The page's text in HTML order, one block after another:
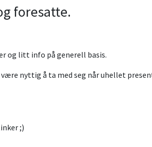
foresatte.
og litt info på generell basis.
nyttig å ta med seg når uhellet
;)